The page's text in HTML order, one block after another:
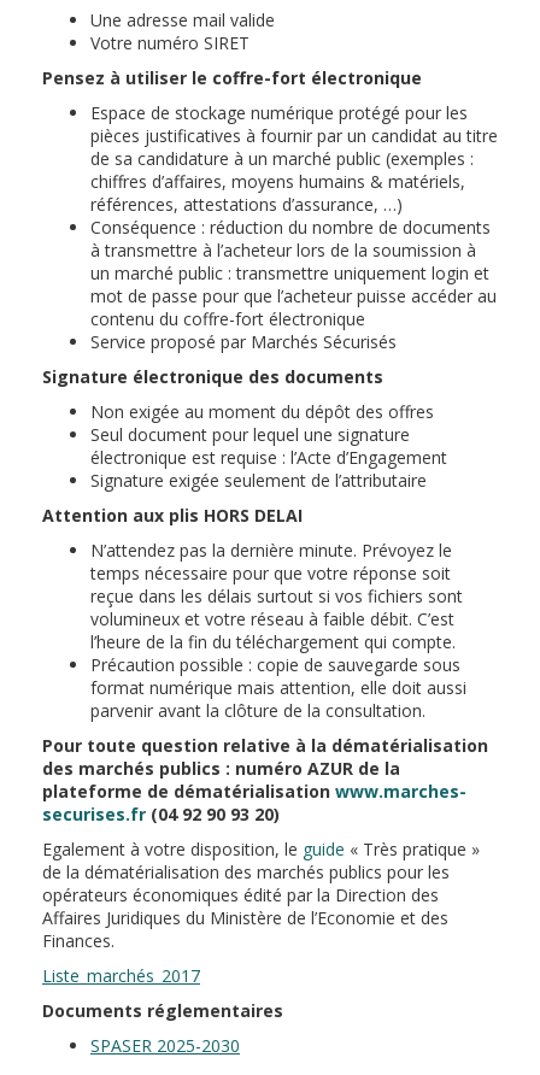
Une adresse mail valide
Votre numéro SIRET
Pensez à utiliser le coffre-fort électronique
Espace de stockage numérique protégé pour les
pièces justificatives à fournir par un candidat au titre
de sa candidature à un marché public (exemples :
chiffres d’affaires, moyens humains & matériels,
références, attestations d’assurance, …)
Conséquence : réduction du nombre de documents
à transmettre à l’acheteur lors de la soumission à
un marché public : transmettre uniquement login et
mot de passe pour que l’acheteur puisse accéder au
contenu du coffre-fort électronique
Service proposé par Marchés Sécurisés
Signature électronique des documents
Non exigée au moment du dépôt des offres
Seul document pour lequel une signature
électronique est requise : l’Acte d’Engagement
Signature exigée seulement de l’attributaire
Attention aux plis HORS DELAI
N’attendez pas la dernière minute. Prévoyez le
temps nécessaire pour que votre réponse soit
reçue dans les délais surtout si vos fichiers sont
volumineux et votre réseau à faible débit. C’est
l’heure de la fin du téléchargement qui compte.
Précaution possible : copie de sauvegarde sous
format numérique mais attention, elle doit aussi
parvenir avant la clôture de la consultation.
Pour toute question relative à la dématérialisation
des marchés publics : numéro AZUR de la
plateforme de dématérialisation www.marches-
securises.fr (04 92 90 93 20)
Egalement à votre disposition, le guide « Très pratique »
de la dématérialisation des marchés publics pour les
opérateurs économiques édité par la Direction des
Affaires Juridiques du Ministère de l’Economie et des
Finances.
Liste_marchés_2017
Documents réglementaires
SPASER 2025-2030